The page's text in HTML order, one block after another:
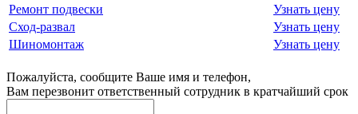
Ремонт подвески
Узнать цену
Сход-развал
Узнать цену
Шиномонтаж
Узнать цену
Пожалуйста, сообщите Ваше имя и телефон,
Вам перезвонит ответственный сотрудник в кратчайший срок